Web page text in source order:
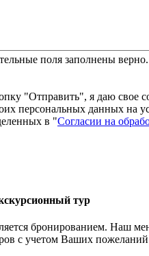
поля заполнены верно.
"Отправить", я даю свое
персональных данных на
в "Согласии на
тур
бронированием. Наш
с учетом Ваших